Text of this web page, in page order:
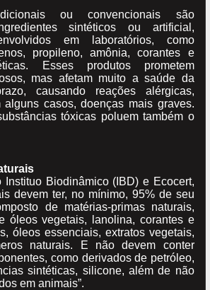
ou convencionais são
sintéticos ou artificial,
em laboratórios, como
propileno, amônia, corantes e
Esses produtos prometem
mas afetam muito a saúde da
causando reações alérgicas,
alguns casos, doenças mais graves.
tóxicas poluem também o
Instituo Biodinâmico (IBD) e Ecocert,
devem ter, no mínimo, 95% de seu
de matérias-primas naturais,
óleos vegetais, lanolina, corantes e
óleos essenciais, extratos vegetais,
naturais. E não devem conter
como derivados de petróleo,
sintéticas, silicone, além de não
em animais”.